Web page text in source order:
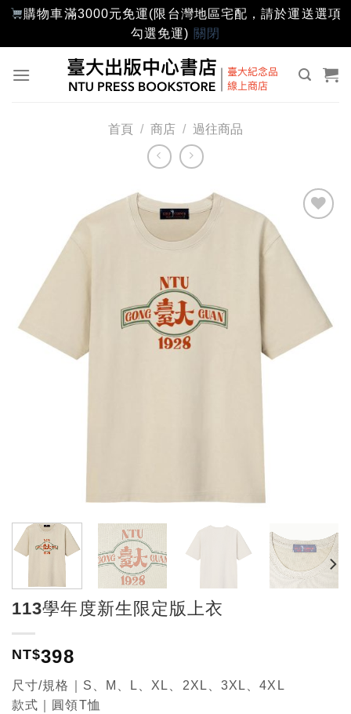
購物車滿3000元免運(限台灣地區宅配，請於運送選項
勾選免運) 關閉
首頁 / 商店 / 過往商品
113學年度新生限定版上衣
NT$398
尺寸/規格｜S、M、L、XL、2XL、3XL、4XL
款式｜圓領T恤